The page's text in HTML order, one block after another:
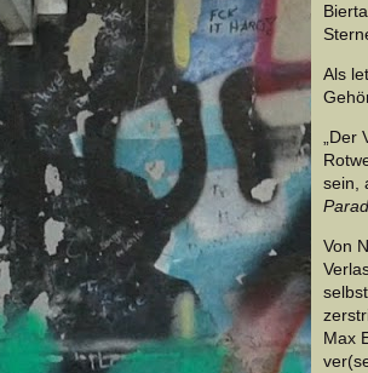
Als
sein,
Von
Max